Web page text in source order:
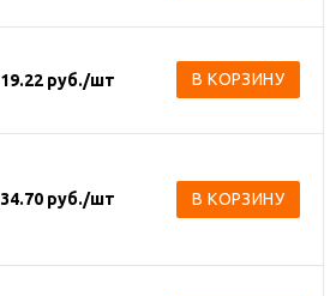
19.22 руб./шт В КОРЗИНУ
34.70 руб./шт В КОРЗИНУ